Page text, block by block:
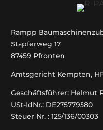
Rampp
Stapferweg 17
87459 Pfronten
Amtsgericht Kempten,
Geschäftsführer: Helmut
USt-IdNr.: DE275779580
Steuer Nr. : 125/136/00303